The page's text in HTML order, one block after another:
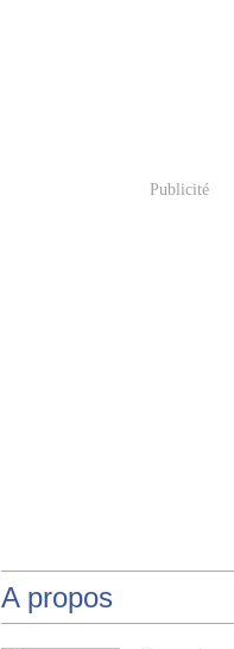
Publicité
A propos